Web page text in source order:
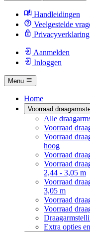
Handleidingen
Veelgestelde
Privacyverklaring
Aanmelden
Inloggen
Menu
Home
Voorraad
Alle
Voorraad
Voorraad
hoog
Voorraad
Voorraad
2,44 - 3,05 m
Voorraad
3,05 m
Voorraad
Voorraad
Extra opties